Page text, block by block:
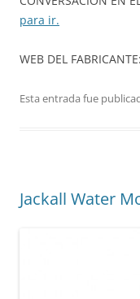
para ir.
WEB DEL FABRICANTE:
Esta entrada fue
Jackall Water